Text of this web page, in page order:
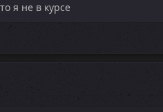
я не в курсе